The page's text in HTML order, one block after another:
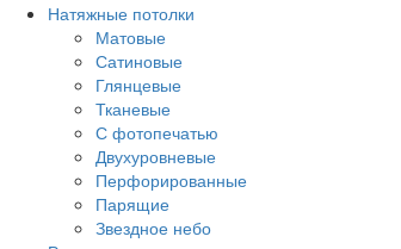
Натяжные потолки
Матовые
Сатиновые
Глянцевые
Тканевые
С фотопечатью
Двухуровневые
Перфорированные
Парящие
Звездное небо